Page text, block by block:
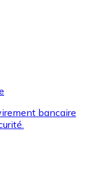
pour acheter
bancaire